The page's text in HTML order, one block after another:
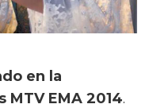
en la
EMA 2014.